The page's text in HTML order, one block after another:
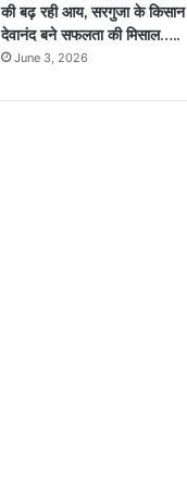
की बढ़ रही आय, सरगुजा के किसान
देवानंद बने सफलता की मिसाल…..
June 3, 2026